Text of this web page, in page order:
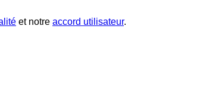
et notre accord utilisateur.